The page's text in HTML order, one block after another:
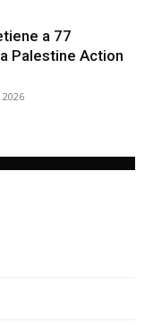
a 77
Palestine Action